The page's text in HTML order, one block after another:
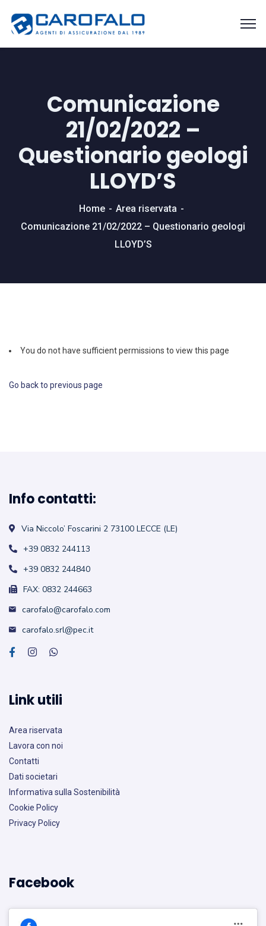
Comunicazione
21/02/2022 –
Questionario geologi
LLOYD’S
Home
Area riservata
Comunicazione 21/02/2022 – Questionario geologi
LLOYD’S
You do not have sufficient permissions to view this page
Go back to previous page
Info contatti:
Via Niccolo’ Foscarini 2 73100 LECCE (LE)
+39 0832 244113
+39 0832 244840
FAX: 0832 244663
carofalo@carofalo.com
carofalo.srl@pec.it
Link utili
Area riservata
Lavora con noi
Contatti
Dati societari
Informativa sulla Sostenibilità
Cookie Policy
Privacy Policy
Facebook